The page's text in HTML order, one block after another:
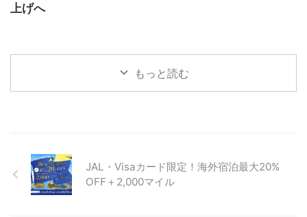
上げへ
もっと読む
JAL・Visaカード限定！海外宿泊最大20%
OFF＋2,000マイル